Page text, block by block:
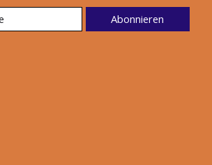
Abonnieren